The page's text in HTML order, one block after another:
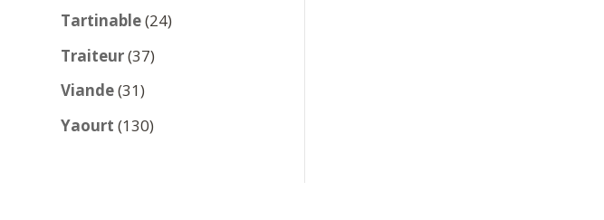
produits
Tartinable 2424
Traiteur 3737
Viande 3131
produits
Yaourt 130130